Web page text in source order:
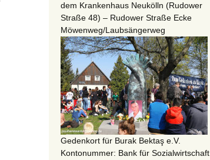
dem Krankenhaus Neukölln (Rudower
Straße 48) – Rudower Straße Ecke
Möwenweg/Laubsängerweg
Gedenkort für Burak Bektaş e.V.
Kontonummer: Bank für Sozialwirtschaft